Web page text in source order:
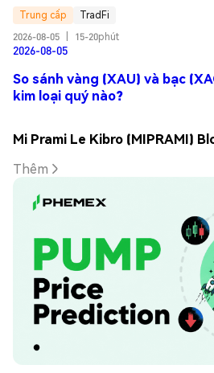
Trung cấp
TradFi
2026-08-05
15-20phút
2026-08-05
So sánh vàng (XAU) và bạc
kim loại quý nào?
Mi Prami Le Kibro (MIPRAMI)
Thêm